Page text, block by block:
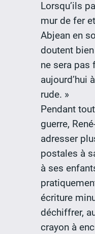
Lorsqu’ils
mur de fer
Abjean en
doutent
ne sera pas
aujourd’hui
rude. »
Pendant
guerre,
adresser
postales à
à ses
écriture
déchiffrer,
crayon à